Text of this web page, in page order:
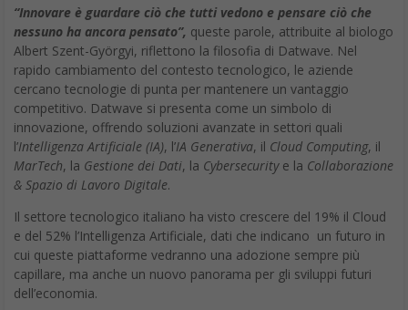
Le caratteristiche dell’ AI Apple
Qui le nuove funzioni che l’Ai di Apple dovrebbe rendere
disponibili:
Riassunti Intelligenti:Safari presenterà riassunti di pagine
web, documenti e testi, ottimizzando la gestione delle
informazioni.
migliorata delle notifiche.
Risposte Automatizzate: Suggerimenti per risposte a
messaggi ed email, basati sulla comprensione del contesto.
Siri Avanzata: Gestione precisa delle app mediante l’utilizzo di
modelli di linguaggio avanzati e estensione alle app di terze parti